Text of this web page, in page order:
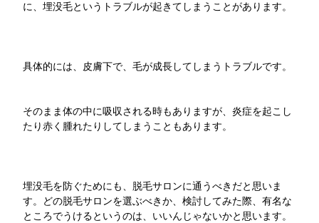
に、埋没毛というトラブルが起きてしまうことがあります。
具体的には、皮膚下で、毛が成長してしまうトラブルです。
そのまま体の中に吸収される時もありますが、炎症を起こし
たり赤く腫れたりしてしまうこともあります。
埋没毛を防ぐためにも、脱毛サロンに通うべきだと思いま
す。どの脱毛サロンを選ぶべきか、検討してみた際、有名な
ところでうけるというのは、いいんじゃないかと思います。